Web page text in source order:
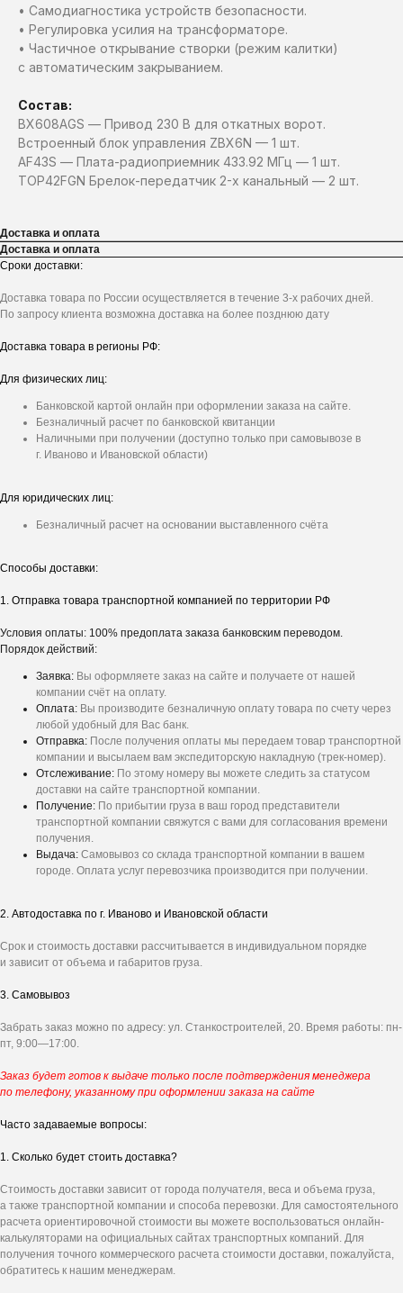
• Самодиагностика устройств безопасности.
• Регулировка усилия на трансформаторе.
• Частичное открывание створки (режим калитки)
с автоматическим закрыванием.
Состав:
BX608AGS — Привод 230 В для откатных ворот.
Встроенный блок управления ZBX6N — 1 шт.
AF43S — Плата-радиоприемник 433.92 МГц — 1 шт.
TOP42FGN Брелок-передатчик 2-х канальный — 2 шт.
Доставка и оплата
Доставка и оплата
Сроки доставки:
Доставка товара по России осуществляется в течение 3-х рабочих дней.
По запросу клиента возможна доставка на более позднюю дату
Доставка товара в регионы РФ:
Для физических лиц:
Банковской картой онлайн при оформлении заказа на сайте.
Безналичный расчет по банковской квитанции
Наличными при получении (доступно только при самовывозе в
г. Иваново и Ивановской области)
Для юридических лиц:
Безналичный расчет на основании выставленного счёта
Способы доставки:
1. Отправка товара транспортной компанией по территории РФ
Условия оплаты: 100% предоплата заказа банковским переводом.
Порядок действий:
Заявка: Вы оформляете заказ на сайте и получаете от нашей
компании счёт на оплату.
Оплата: Вы производите безналичную оплату товара по счету через
любой удобный для Вас банк.
Отправка: После получения оплаты мы передаем товар транспортной
компании и высылаем вам экспедиторскую накладную (трек-номер).
Отслеживание: По этому номеру вы можете следить за статусом
доставки на сайте транспортной компании.
Получение: По прибытии груза в ваш город представители
транспортной компании свяжутся с вами для согласования времени
получения.
Выдача: Самовывоз со склада транспортной компании в вашем
городе. Оплата услуг перевозчика производится при получении.
2. Автодоставка по г. Иваново и Ивановской области
Срок и стоимость доставки рассчитывается в индивидуальном порядке
и зависит от объема и габаритов груза.
3. Самовывоз
Забрать заказ можно по адресу: ул. Станкостроителей, 20. Время работы: пн-
пт, 9:00—17:00.
Заказ будет готов к выдаче только после подтверждения менеджера
по телефону, указанному при оформлении заказа на сайте
Часто задаваемые вопросы:
1. Сколько будет стоить доставка?
Стоимость доставки зависит от города получателя, веса и объема груза,
а также транспортной компании и способа перевозки. Для самостоятельного
расчета ориентировочной стоимости вы можете воспользоваться онлайн-
калькуляторами на официальных сайтах транспортных компаний. Для
получения точного коммерческого расчета стоимости доставки, пожалуйста,
обратитесь к нашим менеджерам.
Ответьте на несколько вопросов - и мы
Получитеперсональное
предложение на ворота